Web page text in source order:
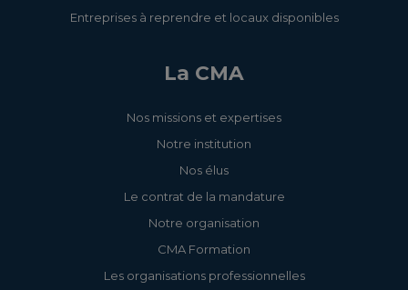
Entreprises à reprendre et locaux disponibles
La CMA
Nos missions et expertises
Notre institution
Nos élus
Le contrat de la mandature
Notre organisation
CMA Formation
Les organisations professionnelles